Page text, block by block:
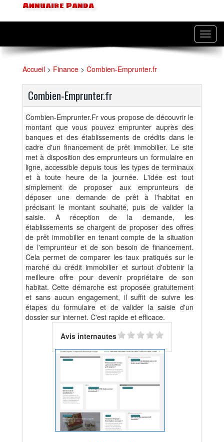
Annuaire Panda
Accueil > Finance > Combien-Emprunter.fr
Combien-Emprunter.fr
Combien-Emprunter.Fr vous propose de découvrir le
montant que vous pouvez emprunter auprès des
banques et des établissements de crédits dans le
cadre d'un financement de prêt immobilier. Le site
met à disposition des emprunteurs un formulaire en
ligne, accessible depuis tous les types de terminaux
et à toute heure de la journée. L'idée est tout
simplement de proposer aux emprunteurs de
déposer une demande de prêt à l'habitat en
précisant le montant souhaité, puis de valider la
saisie. A réception de la demande, les
établissements se chargent de proposer des offres
de prêt immobilier en tenant compte de la situation
de l'emprunteur et de son besoin de financement.
Cela permet de comparer les taux pratiqués sur le
marché du crédit immobilier et surtout d'obtenir la
meilleure offre pour devenir propriétaire de son
habitat. Cette démarche est proposée gratuitement
et sans aucun engagement, il suffit de suivre les
étapes du formulaire et de valider la saisie d'un
dossier sur internet. C'est rapide et efficace.
Avis internautes